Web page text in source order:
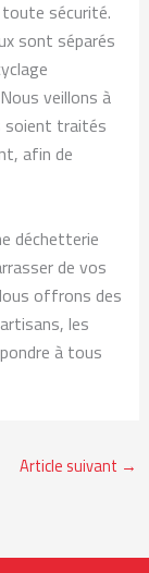
sécurité.
sont séparés
veillons à
soient traités
afin de
déchetterie
de vos
offrons des
les
à tous
Article suivant →